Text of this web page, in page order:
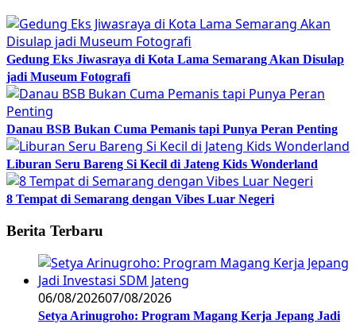
Gedung Eks Jiwasraya di Kota Lama Semarang Akan Disulap
jadi Museum Fotografi
Danau BSB Bukan Cuma Pemanis tapi Punya Peran Penting
Liburan Seru Bareng Si Kecil di Jateng Kids Wonderland
8 Tempat di Semarang dengan Vibes Luar Negeri
Berita Terbaru
06/08/202607/08/2026
Setya Arinugroho: Program Magang Kerja Jepang Jadi